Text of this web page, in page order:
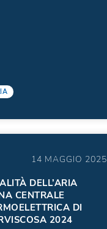
14 MAGGIO 2025
DELL’ARIA
CENTRALE
DI
2024